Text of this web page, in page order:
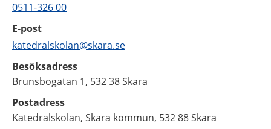
0511-326 00
E-post
katedralskolan@skara.se
Besöksadress
Brunsbogatan 1, 532 38 Skara
Postadress
Katedralskolan, Skara kommun, 532 88 Skara